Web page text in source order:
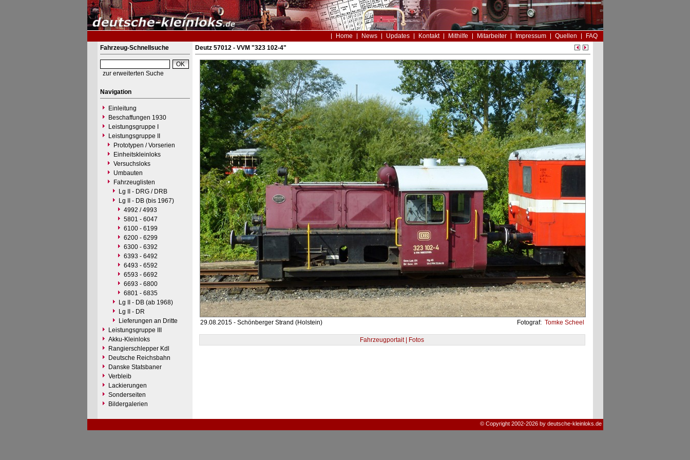
Home News Updates Kontakt Mithilfe Mitarbeiter Impressum Quellen
FAQ
Fahrzeug-Schnellsuche
zur erweiterten Suche
Navigation
Einleitung
Beschaffungen 1930
Leistungsgruppe I
Leistungsgruppe II
Prototypen / Vorserien
Einheitskleinloks
Versuchsloks
Umbauten
Fahrzeuglisten
Lg II - DRG / DRB
Lg II - DB (bis 1967)
4992 / 4993
5801 - 6047
6100 - 6199
6200 - 6299
6300 - 6392
6393 - 6492
6493 - 6592
6593 - 6692
6693 - 6800
6801 - 6835
Lg II - DB (ab 1968)
Lg II - DR
Lieferungen an Dritte
Leistungsgruppe III
Akku-Kleinloks
Rangierschlepper Kdl
Deutsche Reichsbahn
Danske Statsbaner
Verbleib
Lackierungen
Sonderseiten
Bildergalerien
Deutz 57012 - VVM "323 102-4"
29.08.2015 - Schönberger Strand (Holstein) Fotograf: Tomke Scheel
Fahrzeugportait | Fotos
© Copyright 2002-2026 by deutsche-kleinloks.de